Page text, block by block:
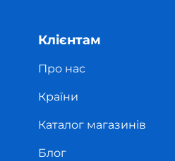
Клієнтам
Про нас
Країни
Каталог магазинів
Блог